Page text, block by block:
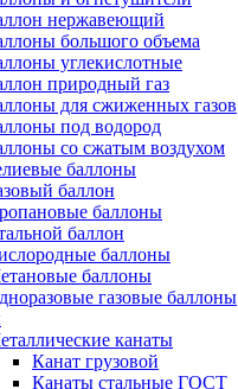
нержавеющий
большого объема
углекислотные
природный газ
для сжиженных газов
под водород
со сжатым воздухом
баллоны
баллон
баллоны
баллон
баллоны
баллоны
газовые баллоны
канаты
Канат грузовой
Канаты стальные ГОСТ